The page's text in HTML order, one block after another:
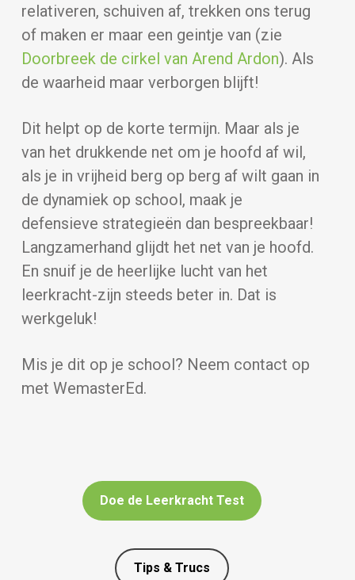
relativeren, schuiven af, trekken ons terug
of maken er maar een geintje van (zie
Doorbreek de cirkel van Arend Ardon). Als
de waarheid maar verborgen blijft!
Dit helpt op de korte termijn. Maar als je
van het drukkende net om je hoofd af wil,
als je in vrijheid berg op berg af wilt gaan in
de dynamiek op school, maak je
defensieve strategieën dan bespreekbaar!
Langzamerhand glijdt het net van je hoofd.
En snuif je de heerlijke lucht van het
leerkracht-zijn steeds beter in. Dat is
werkgeluk!
Mis je dit op je school? Neem contact op
met WemasterEd.
Doe de Leerkracht Test
Tips & Trucs